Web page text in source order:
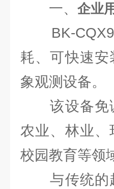
一、 企业
BK-CQX9
耗、可快速
象观测设备。
该设备免调
农业、林业
校园教育等领
与传统的超